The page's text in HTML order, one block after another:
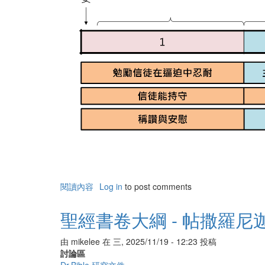
閱讀內容 有
經
卷
Log in to post comments
聖經書卷大綱 - 帖撒羅尼
由 mikelee 在 三, 2025/11/19 - 12:23 投稿
討論區